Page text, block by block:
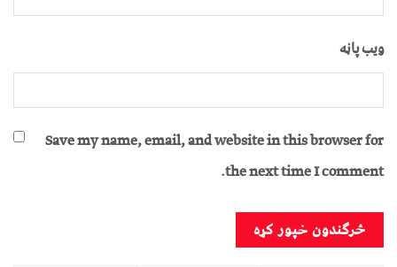
ویب پاڼه
Save my name, email, and website in this browser for
the next time I comment.